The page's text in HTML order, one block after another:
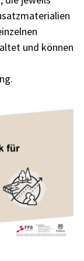
und können